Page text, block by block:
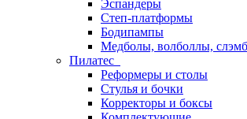
Эспандеры
Степ-платформы
Бодипампы
Медболы, волболлы,
Пилатес
Реформеры и столы
Стулья и бочки
Корректоры и боксы